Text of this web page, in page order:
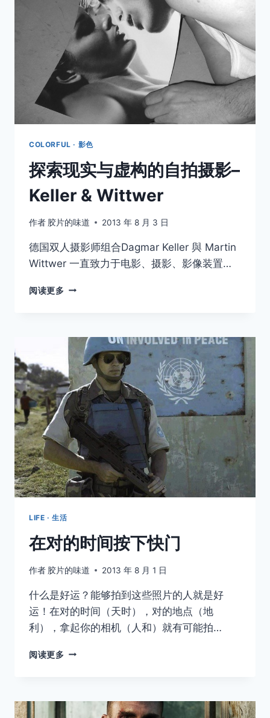
COLORFUL · 影色
探索现实与虚构的自拍摄影–
Keller & Wittwer
作者 胶片的味道 2013 年 8 月 3 日
德国双人摄影师组合Dagmar Keller 與 Martin
Wittwer 一直致力于电影、摄影、影像装置…
阅读更多 探
与
构
的
自
拍
摄
影
–
KELLER
&
WITTWER
LIFE · 生活
在对的时间按下快门
作者 胶片的味道 2013 年 8 月 1 日
什么是好运？能够拍到这些照片的人就是好
运！在对的时间（天时），对的地点（地
利），拿起你的相机（人和）就有可能拍…
阅读更多 在
间
按